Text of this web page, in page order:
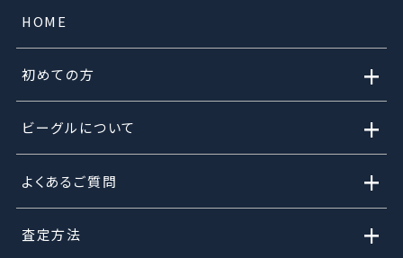
HOME
初めての方 +
ビーグルについて +
よくあるご質問 +
査定方法 +